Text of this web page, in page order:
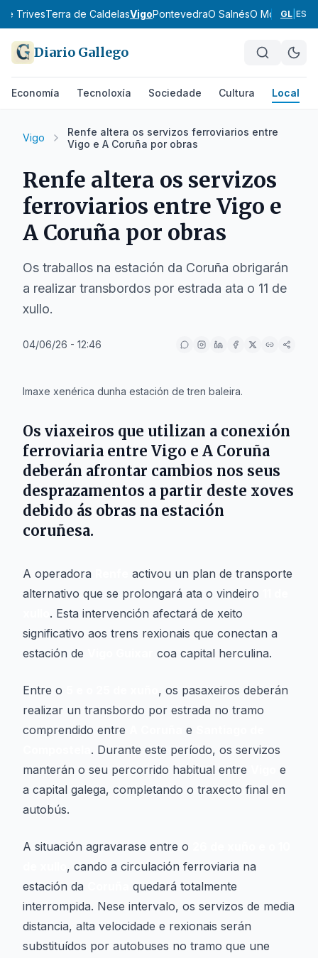
TrivesTerra de CaldelasVigoPontevedraO SalnésO MorrazoO
GL ES
Diario Gallego
Economía Tecnoloxía Sociedade Cultura Local
Vigo
Renfe altera os servizos ferroviarios entre
Vigo e A Coruña por obras
Renfe altera os servizos
ferroviarios entre Vigo e
A Coruña por obras
Os traballos na estación da Coruña obrigarán
a realizar transbordos por estrada ata o 11 de
xullo.
04/06/26 - 12:46
Imaxe xenérica dunha estación de tren baleira.
Os viaxeiros que utilizan a conexión
ferroviaria entre Vigo e A Coruña
deberán afrontar cambios nos seus
desprazamentos a partir deste xoves
debido ás obras na estación
coruñesa.
A operadora
activou un plan de transporte
alternativo que se prolongará ata o vindeiro
. Esta intervención afectará de xeito
significativo aos trens rexionais que conectan a
estación de
coa capital herculina.
Entre o
, os pasaxeiros deberán
realizar un transbordo por estrada no tramo
comprendido entre
e
. Durante este período, os servizos
manterán o seu percorrido habitual entre
e
a capital galega, completando o traxecto final en
autobús.
A situación agravarase entre o
, cando a circulación ferroviaria na
estación da
quedará totalmente
interrompida. Nese intervalo, os servizos de media
distancia, alta velocidade e rexionais serán
substituídos por autobuses no tramo que une